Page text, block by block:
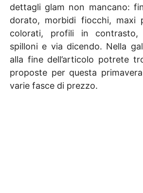
dettagli glam non mancano:
dorato, morbidi fiocchi, maxi
colorati, profili in contrasto,
spilloni e via dicendo. Nella
alla fine dell’articolo potrete
proposte per questa
varie fasce di prezzo.